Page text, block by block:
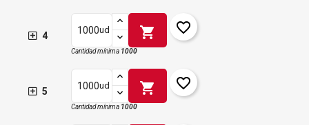
4
ud shopping_cart favorite_border
Cantidad mínima 1000
5
ud shopping_cart favorite_border
Cantidad mínima 1000